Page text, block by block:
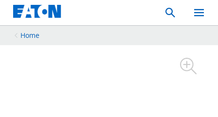
Search
Toggle
Mobile
Home